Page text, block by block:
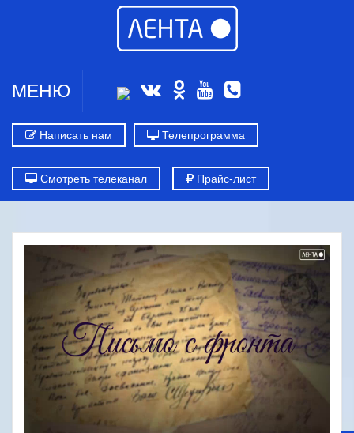
МЕНЮ
Написать нам Телепрограмма
Смотреть телеканал Прайс-лист